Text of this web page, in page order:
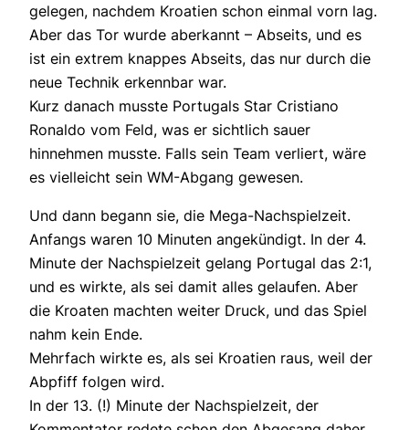
gelegen, nachdem Kroatien schon einmal vorn lag.
Aber das Tor wurde aberkannt – Abseits, und es
ist ein extrem knappes Abseits, das nur durch die
neue Technik erkennbar war.
Kurz danach musste Portugals Star Cristiano
Ronaldo vom Feld, was er sichtlich sauer
hinnehmen musste. Falls sein Team verliert, wäre
es vielleicht sein WM-Abgang gewesen.
Und dann begann sie, die Mega-Nachspielzeit.
Anfangs waren 10 Minuten angekündigt. In der 4.
Minute der Nachspielzeit gelang Portugal das 2:1,
und es wirkte, als sei damit alles gelaufen. Aber
die Kroaten machten weiter Druck, und das Spiel
nahm kein Ende.
Mehrfach wirkte es, als sei Kroatien raus, weil der
Abpfiff folgen wird.
In der 13. (!) Minute der Nachspielzeit, der